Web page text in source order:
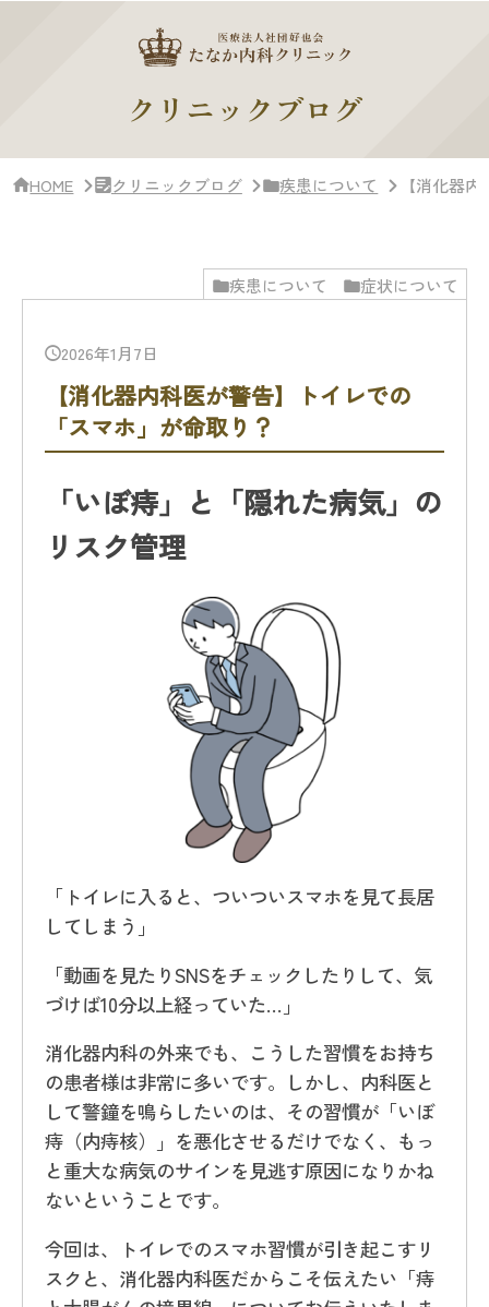
クリニックブログ
HOME クリニックブログ 疾患について 【消化器
疾患について 症状について
2026年1月7日
【消化器内科医が警告】トイレでの
「スマホ」が命取り？
「いぼ痔」と「隠れた病気」の
リスク管理
「トイレに入ると、ついついスマホを見て長居
してしまう」
「動画を見たりSNSをチェックしたりして、気
づけば10分以上経っていた…」
消化器内科の外来でも、こうした習慣をお持ち
の患者様は非常に多いです。しかし、内科医と
して警鐘を鳴らしたいのは、その習慣が「いぼ
痔（内痔核）」を悪化させるだけでなく、もっ
と重大な病気のサインを見逃す原因になりかね
ないということです。
今回は、トイレでのスマホ習慣が引き起こすリ
スクと、消化器内科医だからこそ伝えたい「痔